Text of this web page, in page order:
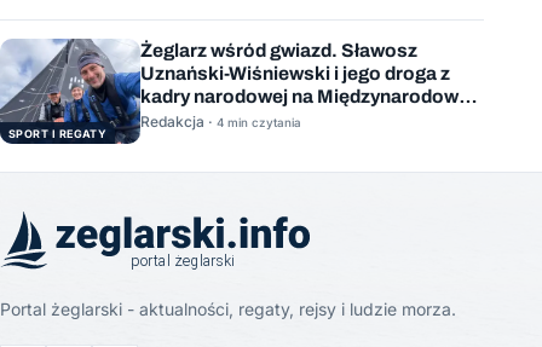
SPORT I REGATY
Żeglarz wśród gwiazd. Sławosz
Uznański-Wiśniewski i jego droga z
kadry narodowej na Międzynarodową
Stację Kosmiczną
Redakcja · 4 min czytania
Portal żeglarski - aktualności, regaty, rejsy i ludzie morza.